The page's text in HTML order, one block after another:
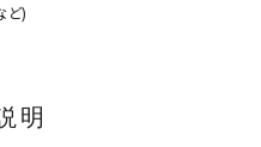
ど)
明